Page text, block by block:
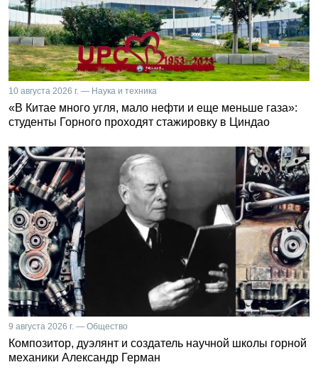
10 августа 2026 г. — Наука и техника
«В Китае много угля, мало нефти и еще меньше газа»:
студенты Горного проходят стажировку в Циндао
9 августа 2026 г. — Общество
Композитор, дуэлянт и создатель научной школы горной
механики Александр Герман